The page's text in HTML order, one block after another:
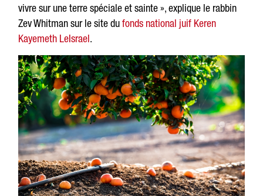
vivre sur une terre spéciale et sainte », explique le rabbin
Zev Whitman sur le site dufonds national juif Keren
Kayemeth LeIsrael.